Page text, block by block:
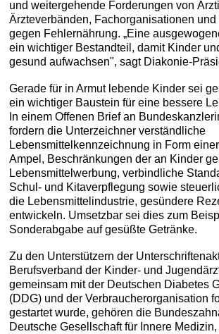
und weitergehende Forderungen von
Ärzteverbänden, Fachorganisationen
gegen Fehlernährung. „Eine
ein wichtiger Bestandteil, damit Kinder
gesund aufwachsen", sagt Diakonie-
Gerade für in Armut lebende Kinder sei
ein wichtiger Baustein für eine bessere
In einem Offenen Brief an
fordern die Unterzeichner verständliche
Lebensmittelkennzeichnung in Form
Ampel, Beschränkungen der an Kinder
Lebensmittelwerbung, verbindliche
Schul- und Kitaverpflegung sowie
die Lebensmittelindustrie, gesündere
entwickeln. Umsetzbar sei dies zum
Sonderabgabe auf gesüßte Getränke.
Zu den Unterstützern der
Berufsverband der Kinder- und
gemeinsam mit der Deutschen Diabetes
(DDG) und der Verbraucherorganisation
gestartet wurde, gehören die
Deutsche Gesellschaft für Innere